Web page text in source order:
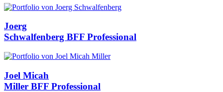
Joerg
Schwalfenberg BFF Professional
Joel Micah
Miller BFF Professional